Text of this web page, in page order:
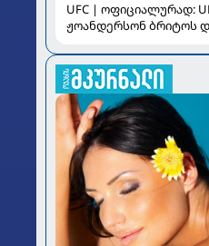
UFC | ოფიციალურად:
ჟოანდერსონ ბრიტოს